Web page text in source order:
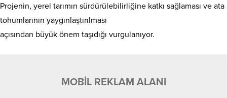
Projenin, yerel tarımın sürdürülebilirliğine katkı sağlaması ve ata
tohumlarının yaygınlaştırılması
açısından büyük önem taşıdığı vurgulanıyor.
MOBİL REKLAM ALANI